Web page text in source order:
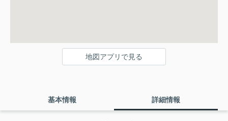
地図アプリで見る
基本情報 詳細情報